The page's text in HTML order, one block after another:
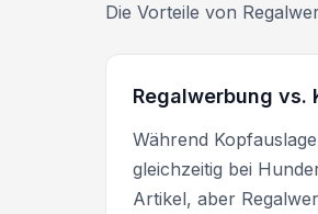
Die Vorteile von
Regalwerbung vs.
Während
gleichzeitig bei
Artikel, aber